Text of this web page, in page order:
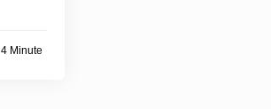
4 Minute